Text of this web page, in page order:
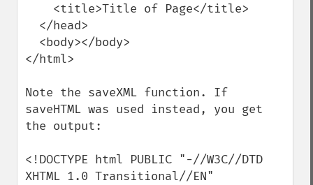
</html>
Note the saveXML function. If
saveHTML was used instead, you get
the output:
<!DOCTYPE html PUBLIC "-//W3C//DTD
XHTML 1.0 Transitional//EN"